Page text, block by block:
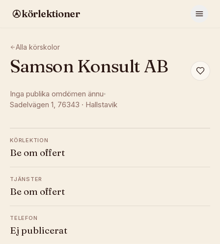
körlektioner
Alla körskolor
Samson Konsult AB
Inga publika omdömen ännu
Sadelvägen 1, 76343 · Hallstavik
KÖRLEKTION
Be om offert
TJÄNSTER
Be om offert
TELEFON
Ej publicerat